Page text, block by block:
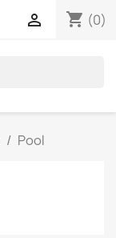
shopping_cart (0)

Pool